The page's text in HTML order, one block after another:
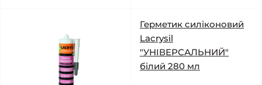
Герметик силіконовий
Lacrysil
"УНІВЕРСАЛЬНИЙ"
білий 280 мл